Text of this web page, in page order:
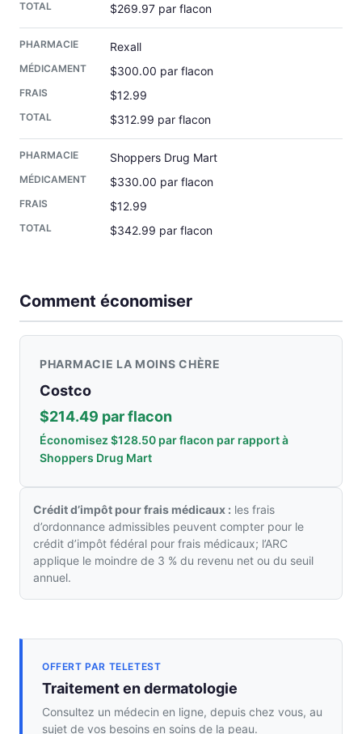
$269.97 par flacon
Rexall
$300.00 par flacon
$12.99
$312.99 par flacon
Shoppers Drug Mart
$330.00 par flacon
$12.99
$342.99 par flacon
Comment économiser
PHARMACIE LA MOINS CHÈRE
Costco
$214.49 par flacon
Économisez $128.50 par flacon par rapport à
Shoppers Drug Mart
Crédit d’impôt pour frais médicaux : les frais
d’ordonnance admissibles peuvent compter pour le
crédit d’impôt fédéral pour frais médicaux; l’ARC
applique le moindre de 3 % du revenu net ou du seuil
annuel.
OFFERT PAR TELETEST
Traitement en dermatologie
Consultez un médecin en ligne, depuis chez vous, au
sujet de vos besoins en soins de la peau.